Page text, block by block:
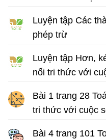
Luyện tập Các
phép trừ
Luyện tập Hơn,
nối tri thức với
Bài 1 trang 28
tri thức với cuộc
Bài 4 trang 101